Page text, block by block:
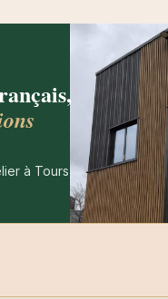
à Tours